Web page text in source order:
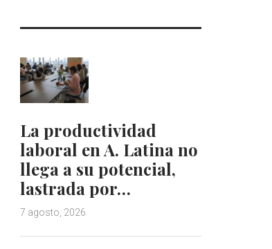
La productividad
laboral en A. Latina no
llega a su potencial,
lastrada por…
7 agosto, 2026